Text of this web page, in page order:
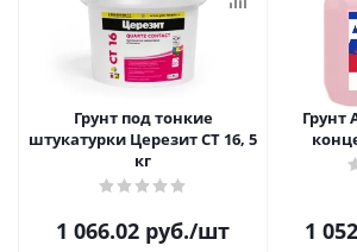
Грунт под тонкие
штукатурки Церезит СТ 16, 5
кг
1 066.02 руб./шт
Грунт
1